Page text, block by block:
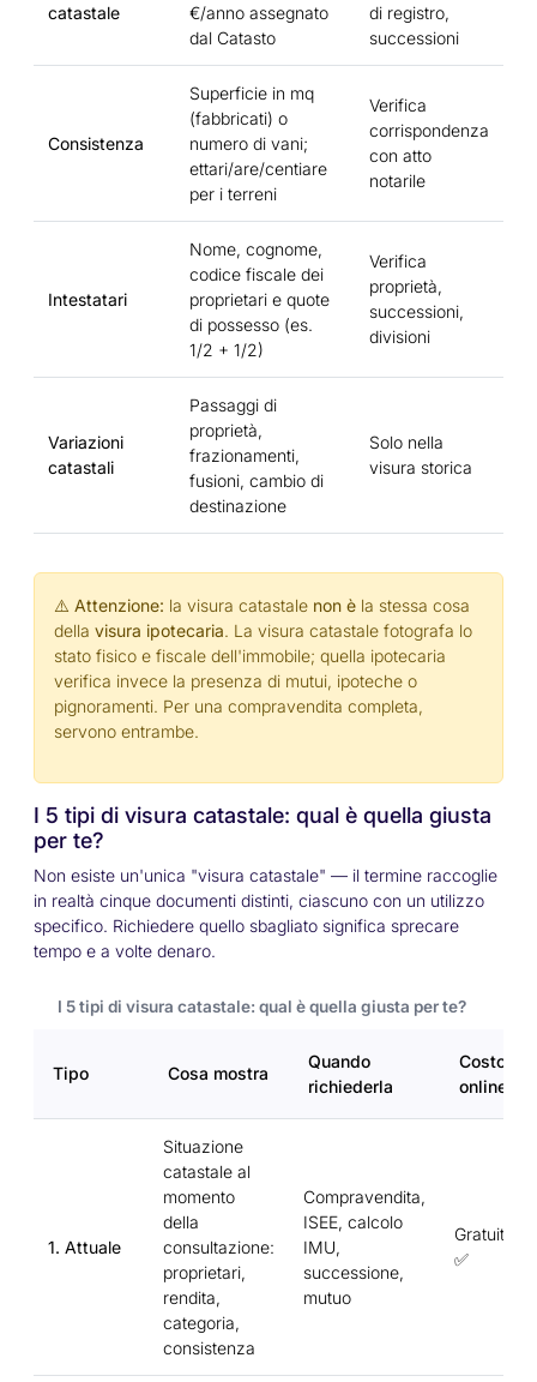
catastale
€/anno assegnato
dal Catasto
di registro,
successioni
Consistenza
Superficie in mq
(fabbricati) o
numero di vani;
ettari/are/centiare
per i terreni
Verifica
corrispondenza
con atto
notarile
Intestatari
Nome, cognome,
codice fiscale dei
proprietari e quote
di possesso (es.
1/2 + 1/2)
Verifica
proprietà,
successioni,
divisioni
Variazioni
catastali
Passaggi di
proprietà,
frazionamenti,
fusioni, cambio di
destinazione
Solo nella
visura storica
⚠️ Attenzione: la visura catastale non è la stessa cosa
della visura ipotecaria. La visura catastale fotografa lo
stato fisico e fiscale dell'immobile; quella ipotecaria
verifica invece la presenza di mutui, ipoteche o
pignoramenti. Per una compravendita completa,
servono entrambe.
I 5 tipi di visura catastale: qual è quella giusta
per te?
Non esiste un'unica "visura catastale" — il termine raccoglie
in realtà cinque documenti distinti, ciascuno con un utilizzo
specifico. Richiedere quello sbagliato significa sprecare
tempo e a volte denaro.
I 5 tipi di visura catastale: qual è quella giusta per te?
Tipo Cosa mostra
Quando
richiederla
Costo
online
1. Attuale
Situazione
catastale al
momento
della
consultazione:
proprietari,
rendita,
categoria,
consistenza
Compravendita,
ISEE, calcolo
IMU,
successione,
mutuo
Gratuita
✅